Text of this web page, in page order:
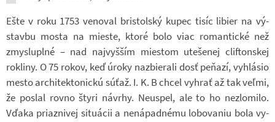
Ešte v roku 1753 ve­no­val bris­tolský kupec tisíc li­bier na vý­
stavbu mosta na mieste, ktoré bolo viac ro­man­tické než
zmys­lu­plné – nad naj­vyš­ším mies­tom ute­še­nej clif­ton­skej
rokliny. O 75 rokov, keď úroky na­z­bie­rali dosť peňazí, vy­hlá­sio
mesto ar­chi­tek­to­nickú súťaž. I. K. B chcel vy­hrať až tak veľmi,
že po­slal rovno štyri ná­vrhy. Ne­u­spel, ale to ho ne­zlo­milo.
Vďaka pri­az­ni­vej si­tu­á­cii a ne­ná­pad­nému lo­bo­va­niu bola vy­